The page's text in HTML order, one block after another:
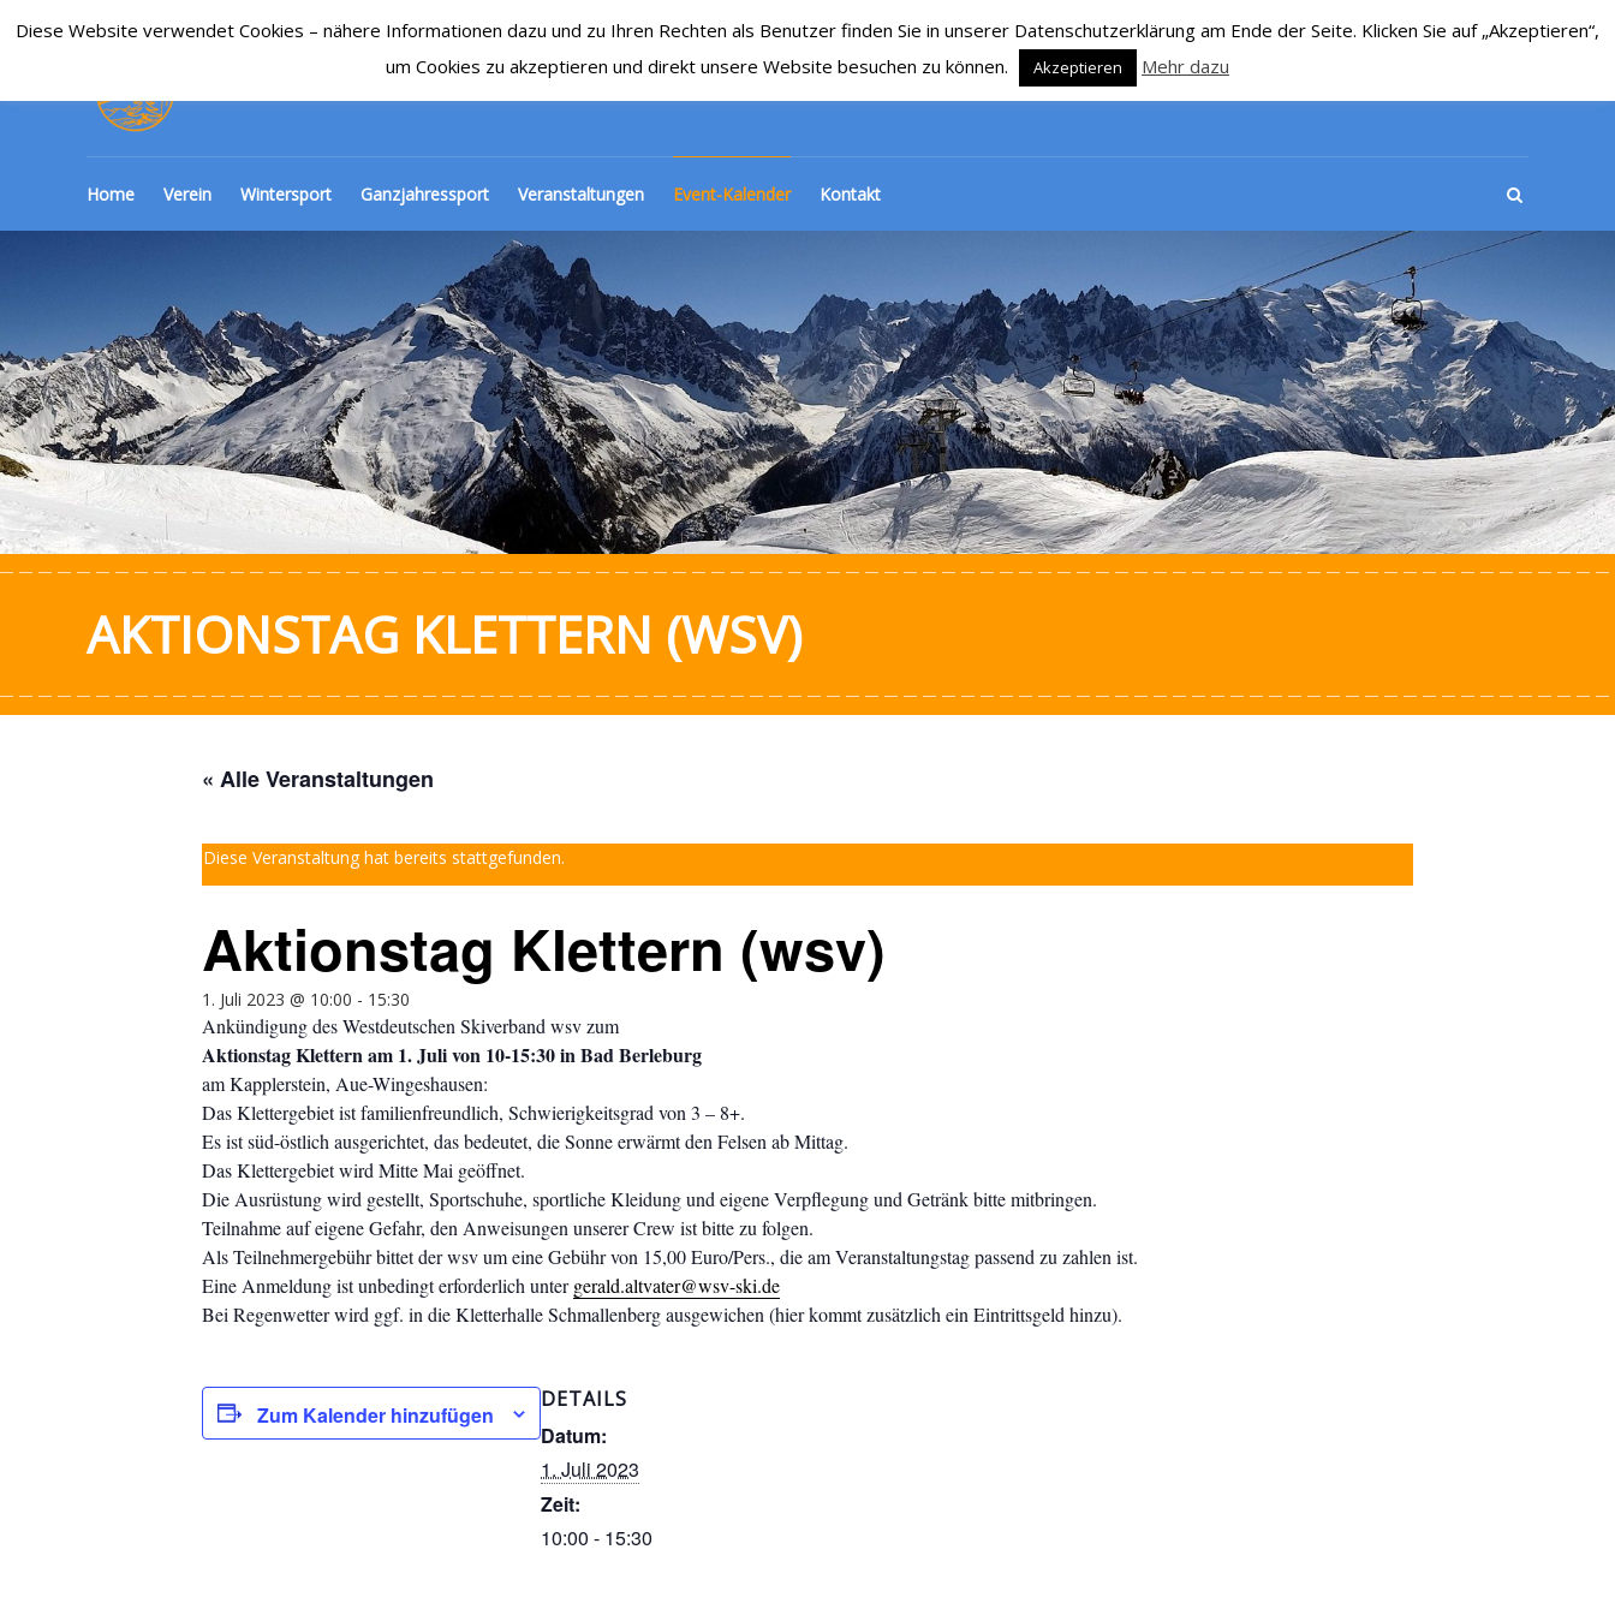
SKI-CLUB CRONENBERG 1929 e.V. Ski, Snowboard und mehr…
Home Verein Wintersport Ganzjahressport Veranstaltungen Event-Kalender Kontakt
AKTIONSTAG KLETTERN (WSV)
« Alle Veranstaltungen
Diese Veranstaltung hat bereits stattgefunden.
Aktionstag Klettern (wsv)
1. Juli 2023 @ 10:00 - 15:30
Ankündigung des Westdeutschen Skiverband wsv zum
Aktionstag Klettern am 1. Juli von 10-15:30 in Bad Berleburg
am Kapplerstein, Aue-Wingeshausen:
Das Klettergebiet ist familienfreundlich, Schwierigkeitsgrad von 3 – 8+.
Es ist süd-östlich ausgerichtet, das bedeutet, die Sonne erwärmt den Felsen ab Mittag.
Das Klettergebiet wird Mitte Mai geöffnet.
Die Ausrüstung wird gestellt, Sportschuhe, sportliche Kleidung und eigene Verpflegung und Getränk bitte mitbringen.
Teilnahme auf eigene Gefahr, den Anweisungen unserer Crew ist bitte zu folgen.
Als Teilnehmergebühr bittet der wsv um eine Gebühr von 15,00 Euro/Pers., die am Veranstaltungstag passend zu zahlen ist.
Eine Anmeldung ist unbedingt erforderlich untergerald.altvater@wsv-ski.de
Bei Regenwetter wird ggf. in die Kletterhalle Schmallenberg ausgewichen (hier kommt zusätzlich ein Eintrittsgeld hinzu).
Zum Kalender hinzufügen
DETAILS
Datum:
1. Juli 2023
Zeit:
10:00 - 15:30
Diese Website verwendet Cookies – nähere Informationen dazu und zu Ihren Rechten als Benutzer finden Sie in unserer Datenschutzerklärung am Ende der Seite. Klicken Sie auf „Akzeptieren“,
um Cookies zu akzeptieren und direkt unsere Website besuchen zu können.
Akzeptieren Mehr dazu